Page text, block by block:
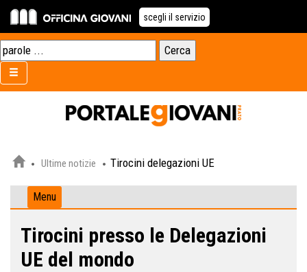
scegli il servizio
Ultime notizie Tirocini delegazioni UE
Menu
Tirocini presso le Delegazioni
UE del mondo